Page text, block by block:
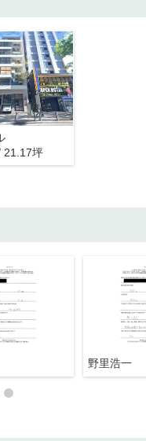
21.17坪
野里浩一